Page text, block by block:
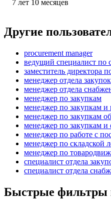
7 лет 10 месяцев
Другие
procurement manager
ведущий специалист по
заместитель директора
менеджер отдела закупок
менеджер отдела
менеджер по закупкам
менеджер по закупкам и
менеджер по закупкам
менеджер по закупкам
менеджер по работе с
менеджер по складской
менеджер по
специалист отдела
специалист отдела
Быстрые фильтры